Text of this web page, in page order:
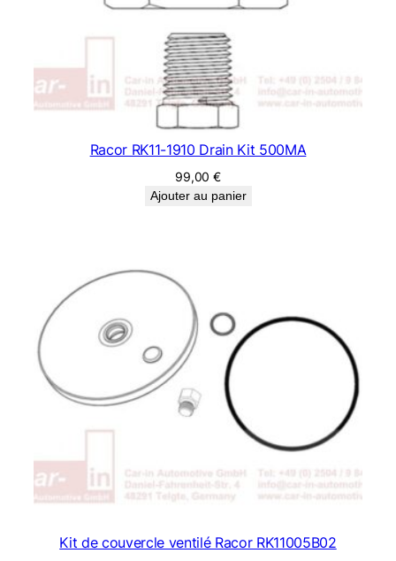
Racor RK11-1910 Drain Kit 500MA
99,00€
Ajouter au panier
Kit de couvercle ventilé Racor RK11005B02